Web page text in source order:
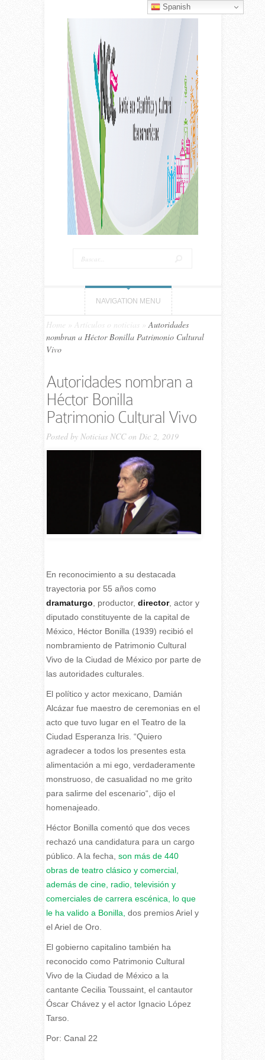
NAVIGATION MENU
Home Artículos o noticias
Autoridades
nombran a Héctor Bonilla Patrimonio Cultural
Vivo
Autoridades nombran a
Héctor Bonilla
Patrimonio Cultural Vivo
Posted by Noticias NCCon Dic 2, 2019
En reconocimiento a su destacada
trayectoria por 55 años como
dramaturgo , productor, director, actor y
diputado constituyente de la capital de
México, Héctor Bonilla (1939) recibió el
nombramiento de Patrimonio Cultural
Vivo de la Ciudad de México por parte de
las autoridades culturales.
El político y actor mexicano, Damián
Alcázar fue maestro de ceremonias en el
acto que tuvo lugar en el Teatro de la
Ciudad Esperanza Iris. “Quiero
agradecer a todos los presentes esta
alimentación a mi ego, verdaderamente
monstruoso, de casualidad no me grito
para salirme del escenario“, dijo el
homenajeado.
Héctor Bonilla comentó que dos veces
rechazó una candidatura para un cargo
público. A la fecha, son más de 440
obras de teatro clásico y comercial,
además de cine, radio, televisión y
comerciales de carrera escénica, lo que
le ha valido a Bonilla, dos premios Ariel y
el Ariel de Oro.
El gobierno capitalino también ha
reconocido como Patrimonio Cultural
Vivo de la Ciudad de México a la
cantante Cecilia Toussaint, el cantautor
Óscar Chávez y el actor Ignacio López
Tarso.
Por: Canal 22
Spanish